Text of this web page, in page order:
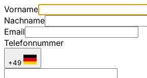
Vorname
Nachname
Email
Telefonnummer
+49